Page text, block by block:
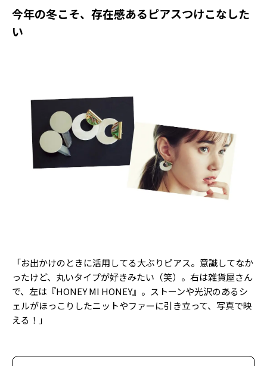
今年の冬こそ、存在感あるピアスつけこなした
い
「お出かけのときに活用してる大ぶりピアス。意識してなか
ったけど、丸いタイプが好きみたい（笑）。右は雑貨屋さん
で、左は『HONEY MI HONEY』。ストーンや光沢のあるシ
ェルがほっこりしたニットやファーに引き立って、写真で映
える！」